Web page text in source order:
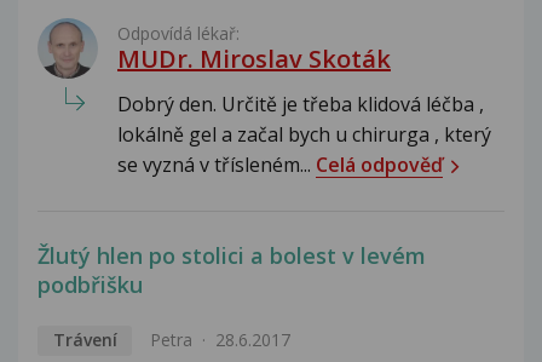
Odpovídá lékař:
MUDr. Miroslav Skoták
Dobrý den. Určitě je třeba klidová léčba ,
lokálně gel a začal bych u chirurga , který
se vyzná v třísleném... Celá odpověď
Žlutý hlen po stolici a bolest v levém
podbřišku
Trávení Petra 28.6.2017